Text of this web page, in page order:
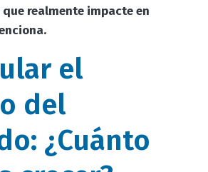
realmente impacte en
el
del
¿Cuánto